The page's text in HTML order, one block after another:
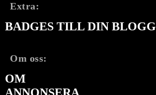
Extra:
BADGES TILL DIN BLOGG
Om oss:
OM